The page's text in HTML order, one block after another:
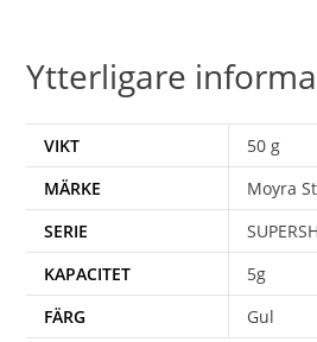
Ytterligare
VIKT
50 g
MÄRKE
Moyra
SERIE
KAPACITET
5g
FÄRG
Gul